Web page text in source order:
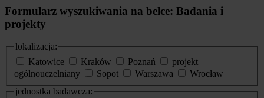
Formularz wyszukiwania na belce: Badania i
projekty
lokalizacja:
Katowice
Kraków Poznań
projekt
ogólnouczelniany
Sopot Warszawa
Wrocław
jednostka badawcza: